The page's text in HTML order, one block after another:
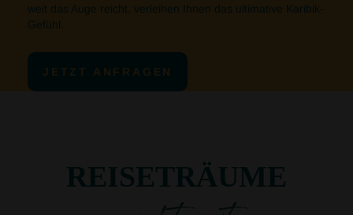
weit das Auge reicht, verleihen Ihnen das ultimative Karibik-
Gefühl.
JETZT ANFRAGEN
REISETRÄUME